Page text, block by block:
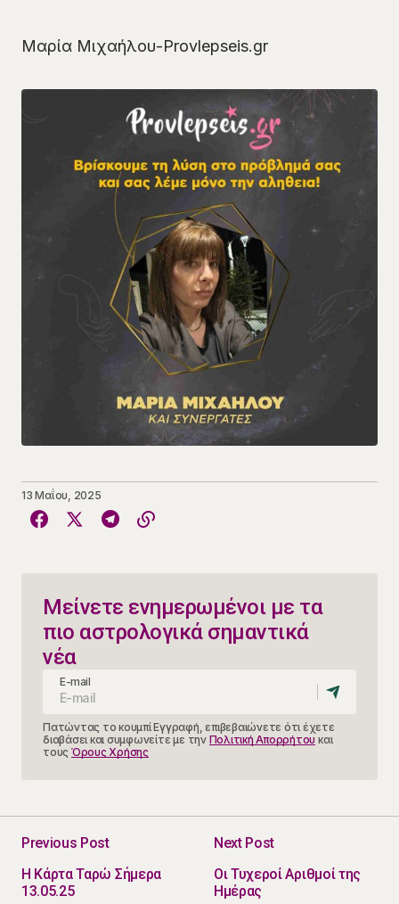
Μαρία Μιχαήλου-Provlepseis.gr
13 Μαΐου, 2025
Μείνετε ενημερωμένοι με τα
πιο αστρολογικά σημαντικά
νέα
E-mail
Πατώντας το κουμπί Εγγραφή, επιβεβαιώνετε ότι έχετε
διαβάσει και συμφωνείτε με την Πολιτική Απορρήτου και
τους Όρους Χρήσης
Previous Post
Η Κάρτα Ταρώ Σήμερα
13.05.25
Next Post
Οι Τυχεροί Αριθμοί της
Ημέρας